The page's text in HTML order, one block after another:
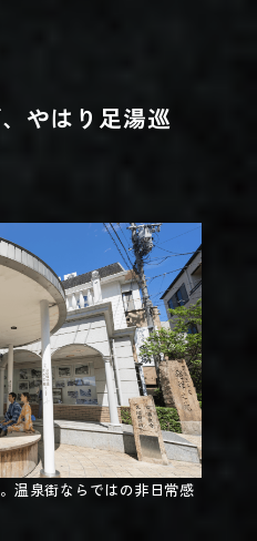
やはり足湯巡
温泉街ならではの非日常感